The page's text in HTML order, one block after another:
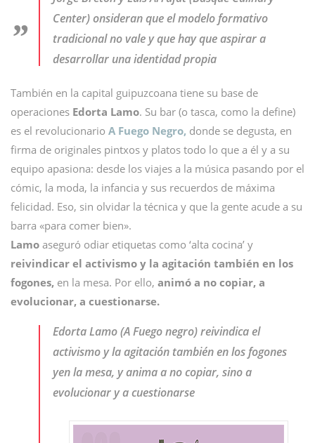
Center) onsideran que el modelo formativo
tradicional no vale y que hay que aspirar a
desarrollar una identidad propia
También en la capital guipuzcoana tiene su base de
operaciones Edorta Lamo. Su bar (o tasca, como la define)
es el revolucionario A Fuego Negro, donde se degusta, en
firma de originales pintxos y platos todo lo que a él y a su
equipo apasiona: desde los viajes a la música pasando por el
cómic, la moda, la infancia y sus recuerdos de máxima
felicidad. Eso, sin olvidar la técnica y que la gente acude a su
barra «para comer bien».
Lamo aseguró odiar etiquetas como ‘alta cocina’ y
reivindicar el activismo y la agitación también en los
fogones, en la mesa. Por ello, animó a no copiar, a
evolucionar, a cuestionarse.
Edorta Lamo (A Fuego negro) reivindica el
activismo y la agitación también en los fogones
yen la mesa, y anima a no copiar, sino a
evolucionar y a cuestionarse